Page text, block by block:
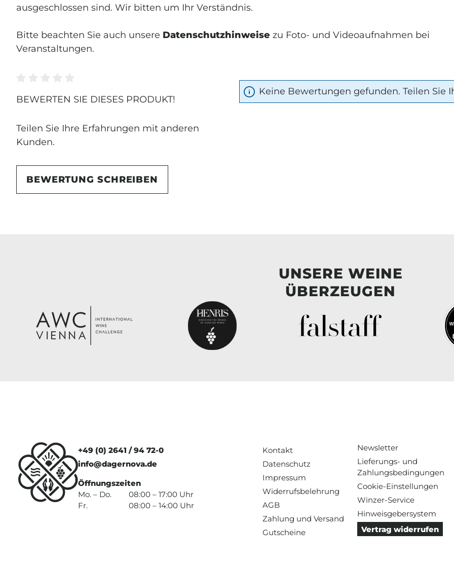
ausgeschlossen sind. Wir bitten um Ihr Verständnis.
Bitte beachten Sie auch unsere Datenschutzhinweise zu Foto- und Videoaufnahmen bei
Veranstaltungen.
Durchschnittliche Bewertung von 0 von 5 Sternen
BEWERTEN SIE DIESES PRODUKT!
Teilen Sie Ihre Erfahrungen mit anderen
Kunden.
BEWERTUNG SCHREIBEN
Keine Bewertungen gefunden. Teilen Sie
UNSERE WEINE
ÜBERZEUGEN
+49 (0) 2641 / 94 72-0
info@dagernova.de
Öffnungszeiten
Mo. – Do.
08:00 – 17:00 Uhr
Fr.
08:00 – 14:00 Uhr
Kontakt
Datenschutz
Impressum
Widerrufsbelehrung
AGB
Zahlung und Versand
Gutscheine
Newsletter
Lieferungs- und
Zahlungsbedingungen
Cookie-Einstellungen
Winzer-Service
Hinweisgebersystem
Vertrag widerrufen